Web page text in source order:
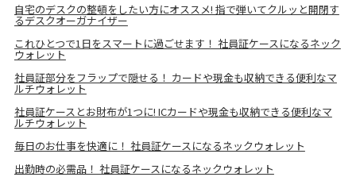
自宅のデスクの整頓をしたい方にオススメ! 指で弾いてクルッと開閉す
るデスクオーガナイザー
これひとつで1日をスマートに過ごせます！ 社員証ケースになるネック
ウォレット
社員証部分をフラップで隠せる！ カードや現金も収納できる便利なマ
ルチウォレット
社員証ケースとお財布が1つに! ICカードや現金も収納できる便利なマ
ルチウォレット
毎日のお仕事を快適に！ 社員証ケースになるネックウォレット
出勤時の必需品！ 社員証ケースになるネックウォレット